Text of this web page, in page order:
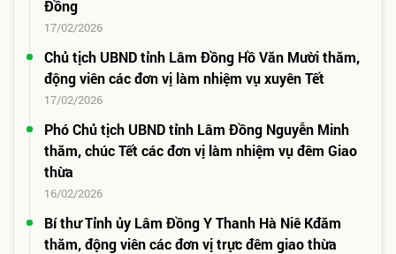
Đồng
17/02/2026
Chủ tịch UBND tỉnh Lâm Đồng Hồ Văn Mười thăm,
động viên các đơn vị làm nhiệm vụ xuyên Tết
17/02/2026
Phó Chủ tịch UBND tỉnh Lâm Đồng Nguyễn Minh
thăm, chúc Tết các đơn vị làm nhiệm vụ đêm Giao
thừa
16/02/2026
Bí thư Tỉnh ủy Lâm Đồng Y Thanh Hà Niê Kđăm
thăm, động viên các đơn vị trực đêm giao thừa